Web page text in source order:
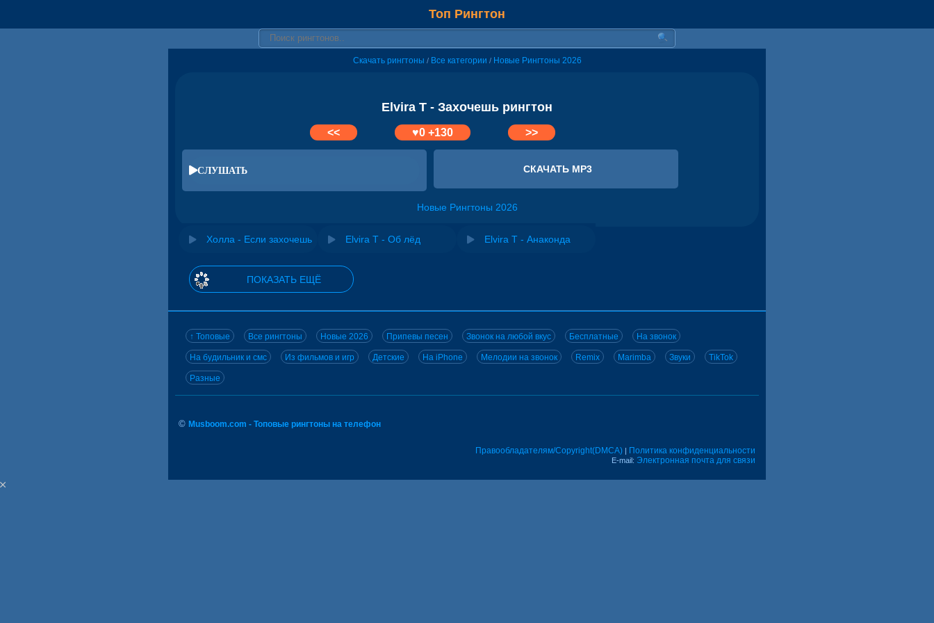
Топ Рингтон
Скачать рингтоны / Все категории / Новые Рингтоны 2026
Elvira T - Захочешь рингтон
<< ♥0+130 >>
СЛУШАТЬ СКАЧАТЬ MP3
Новые Рингтоны 2026
Холла - Если захочешь Elvira T - Об лёд Elvira T - Анаконда
ПОКАЗАТЬ ЕЩЁ
↑ Топовые Все рингтоны Новые 2026 Припевы песен Звонок на любой вкус Бесплатные На звонок
На будильник и смс Из фильмов и игр Детские На iPhone Мелодии на звонок Remix Marimba Звуки TikTok
Разные
© Musboom.com - Топовые рингтоны на телефон
Правообладателям/Copyright(DMCA) | Политика конфиденциальности
E-mail: Электронная почта для связи